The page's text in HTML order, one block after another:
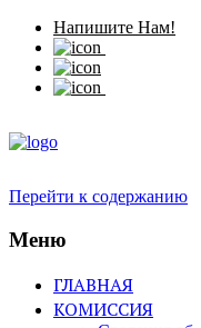
Напишите Нам!
Перейти к содержанию
Меню
ГЛАВНАЯ
КОМИССИЯ